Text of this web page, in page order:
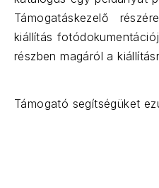
Támogatáskezelő
kiállítás
részben magáról a
Támogató segítségüket